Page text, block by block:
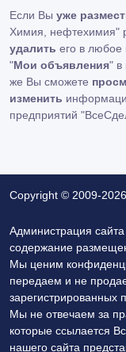
Если Вы уже
Химия, нефтехимия"
удалить его в любое
"Мои объявления" в
же Вы сможете
изменить
предприятий
Copyright © 2009-
Администрация сайта
содержание
Мы ценим
передаем и не
зарегистрированных
Мы не отвечаем за
которые ссылается
нашего сайта